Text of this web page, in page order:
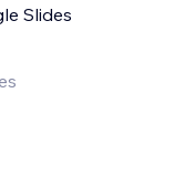
Slides